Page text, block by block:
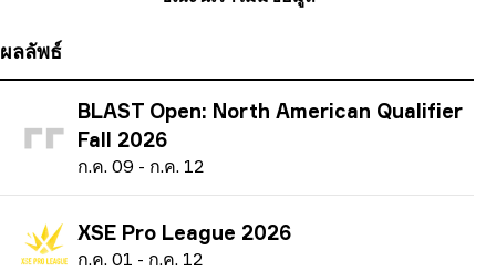
ผลลัพธ์
BLAST Open: North American Qualifier
Fall 2026
ก.ค. 09 - ก.ค. 12
XSE Pro League 2026
ก.ค. 01 - ก.ค. 12